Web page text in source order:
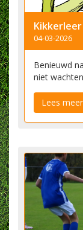
04-03-2026
Benieuwd
niet
Lees